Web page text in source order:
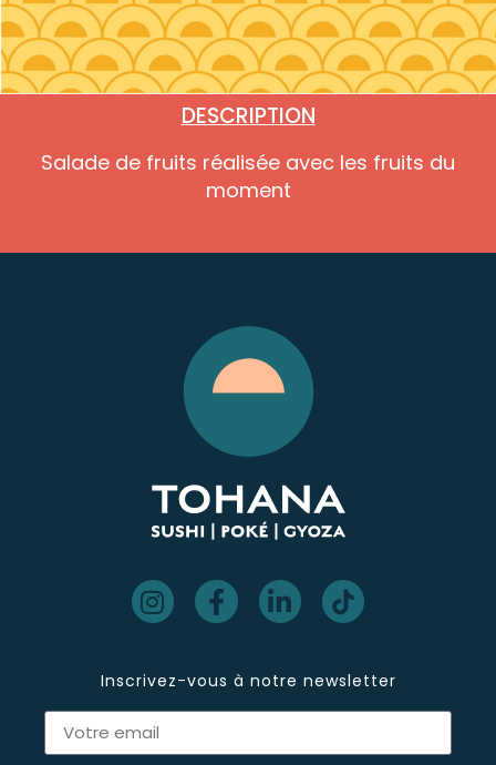
DESCRIPTION
Salade de fruits réalisée avec les fruits du
moment
Inscrivez-vous à notre newsletter